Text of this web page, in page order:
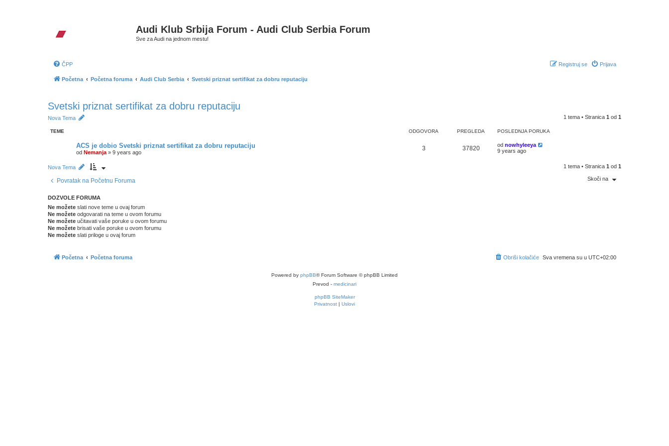
Audi Klub Srbija Forum - Audi Club Serbia Forum
Sve za Audi na jednom mestu!
ČPP Prijava
Registruj se
Početna Početna foruma Audi Club Serbia Svetski priznat sertifikat za dobru reputaciju
Svetski priznat sertifikat za dobru reputaciju
Nova Tema 1 tema • Stranica 1 od 1
TEME ODGOVORA PREGLEDA POSLEDNJA PORUKA
ACS je dobio Svetski priznat sertifikat za dobru reputaciju
od Nemanja » 9 years ago
3 37820 od nowhyleeya
9 years ago
Nova Tema 1 tema • Stranica 1 od 1
Povratak na Početnu Foruma Skoči na
DOZVOLE FORUMA
Ne možete slati nove teme u ovaj forum
Ne možete odgovarati na teme u ovom forumu
Ne možete učitavati vaše poruke u ovom forumu
Ne možete brisati vaše poruke u ovom forumu
Ne možete slati priloge u ovaj forum
Početna Početna foruma Sva vremena su u UTC+02:00
Obriši kolačiće
Powered by phpBB® Forum Software © phpBB Limited
Prevod - medicinari
phpBB SiteMaker
Privatnost | Uslovi